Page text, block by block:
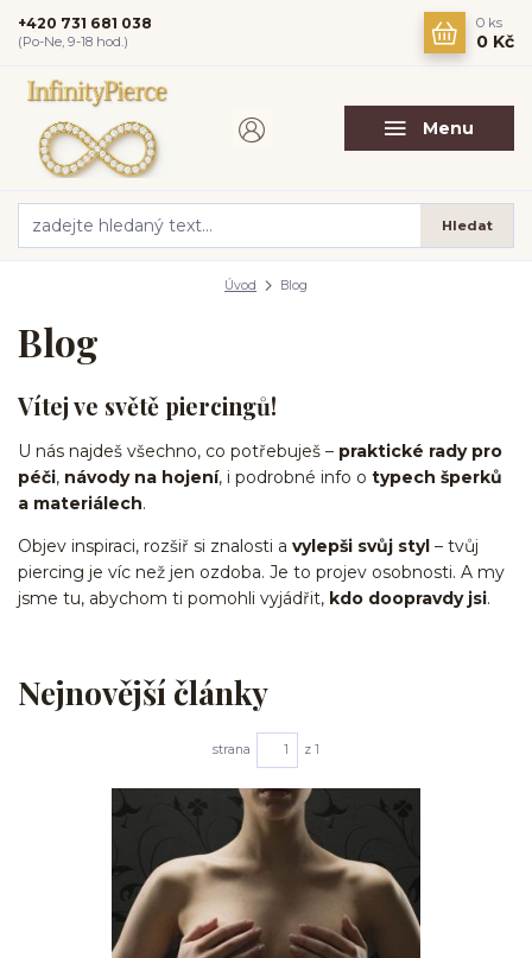
Menu
Hledat
+420 731 681 038
(Po-Ne, 9-18 hod.)
0 ks
0 Kč
Úvod Blog
Blog
Vítej ve světě piercingů!
U nás najdeš všechno, co potřebuješ – praktické rady pro
péči, návody na hojení, i podrobné info o typech šperků
a materiálech.
Objev inspiraci, rozšiř si znalosti a vylepši svůj styl – tvůj
piercing je víc než jen ozdoba. Je to projev osobnosti. A my
jsme tu, abychom ti pomohli vyjádřit, kdo doopravdy jsi.
Nejnovější články
strana z 1